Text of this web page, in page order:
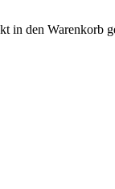
in den Warenkorb